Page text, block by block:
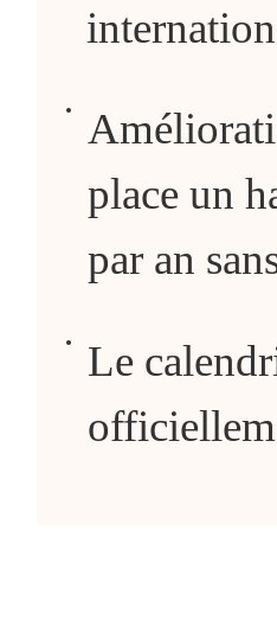
place un
par an
Le